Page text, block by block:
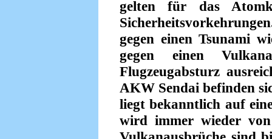
gelten für das
gegen einen Tsunami
gegen einen
Flugzeugabsturz
AKW Sendai befinden
liegt bekanntlich auf
wird immer wieder von